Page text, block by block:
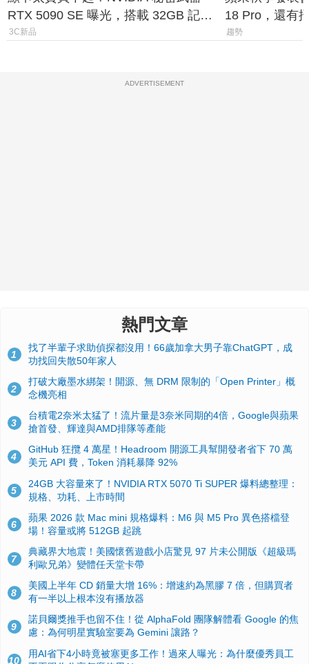
RTX 5090 SE 曝光，搭載 32GB 記憶
體
3C新品
18 Pro，還有
測一次看
趨勢
ADVERTISEMENT
熱門文章
1
找了半輩子求助偵探都沒用！66歲加拿大男子靠ChatGPT，成
功找回失散50年家人
2
打破大廠墨水綁架！開源、無 DRM 限制的「Open Printer」概
念機亮相
3
台積電2奈米太猛了！流片量是3奈米同期的4倍，Google與蘋果
搶首發、輝達與AMD排隊等產能
4
GitHub 狂攬 4 萬星！Headroom 開源工具幫開發者省下 70 萬
美元 API 費，Token 消耗暴降 92%
5
24GB 大容量來了！NVIDIA RTX 5070 Ti SUPER 爆料總整理：
規格、功耗、上市時間
6
蘋果 2026 款 Mac mini 規格爆料：M6 與 M5 Pro 異色搭檔登
場！容量或將 512GB 起跳
7
典藏界大地震！美國懷舊遊戲小店驚見 97 片未公開版《超級瑪
利歐兄弟》變體任天堂卡帶
8
美國上半年 CD 銷量大增 16%：增速約為黑膠 7 倍，但購買者
有一半以上根本沒有播放器
9
諾貝爾獎推手也留不住！從 AlphaFold 團隊解體看 Google 的焦
慮：為何明星實驗室要為 Gemini 讓路？
10
用AI省下4小時竟被塞更多工作！過來人曝光：為什麼優秀員工